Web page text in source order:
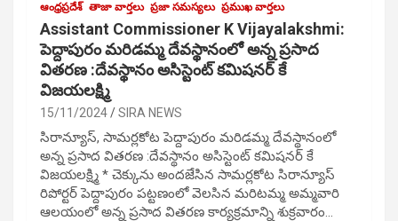
ఆంధ్రప్రదేశ్ తాజా వార్తలు ప్రజా సమస్యలు ప్రముఖ వార్తలు
Assistant Commissioner K Vijayalakshmi:
పెద్దాపురం మరిడమ్మ దేవస్థానంలో అన్న ప్రసాద
వితరణ :దేవస్థానం అసిస్టెంట్ కమిషనర్ కే
విజయలక్ష్మి
15/11/2024 SIRA NEWS
సిరాన్యూస్, సామర్లకోట పెద్దాపురం మరిడమ్మ దేవస్థానంలో
అన్న ప్రసాద వితరణ :దేవస్థానం అసిస్టెంట్ కమిషనర్ కే
విజయలక్ష్మి * చెక్కును అందజేసిన సామర్లకోట సిరాన్యూస్
రిపోర్టర్ పెద్దాపురం పట్టణంలో వెలసిన మరిటమ్మ అమ్మవారి
ఆలయంలో అన్న ప్రసాద వితరణ కార్యక్రమాన్ని శుక్రవారం…